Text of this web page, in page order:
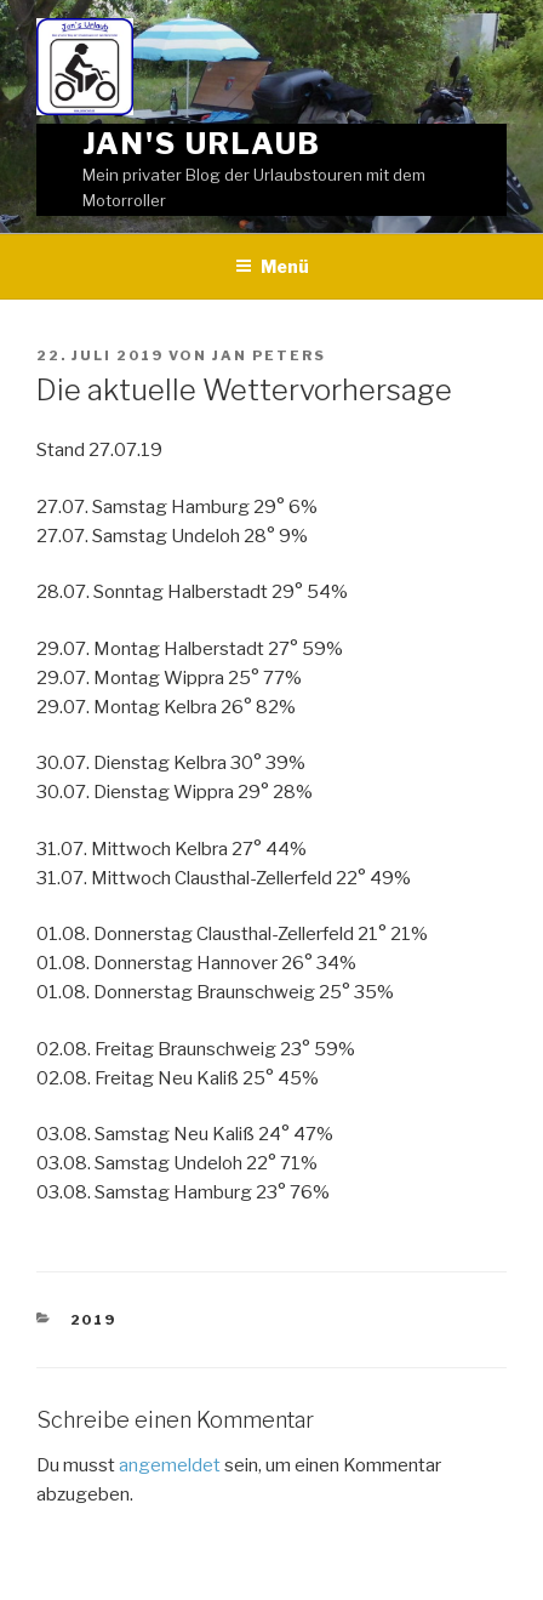
Weiter
zum
Inhalt
JAN'S URLAUB
Mein privater Blog der Urlaubstouren mit dem
Motorroller
Menü
VERÖFFENTLICHT
AM
22. JULI 2019 VON JAN PETERS
Die aktuelle Wettervorhersage
Stand 27.07.19
27.07. Samstag Hamburg 29° 6%
27.07. Samstag Undeloh 28° 9%
28.07. Sonntag Halberstadt 29° 54%
29.07. Montag Halberstadt 27° 59%
29.07. Montag Wippra 25° 77%
29.07. Montag Kelbra 26° 82%
30.07. Dienstag Kelbra 30° 39%
30.07. Dienstag Wippra 29° 28%
31.07. Mittwoch Kelbra 27° 44%
31.07. Mittwoch Clausthal-Zellerfeld 22° 49%
01.08. Donnerstag Clausthal-Zellerfeld 21° 21%
01.08. Donnerstag Hannover 26° 34%
01.08. Donnerstag Braunschweig 25° 35%
02.08. Freitag Braunschweig 23° 59%
02.08. Freitag Neu Kaliß 25° 45%
03.08. Samstag Neu Kaliß 24° 47%
03.08. Samstag Undeloh 22° 71%
03.08. Samstag Hamburg 23° 76%
KATEGORIEN
2019
Schreibe einen Kommentar
Du musstangemeldetsein, um einen Kommentar
abzugeben.